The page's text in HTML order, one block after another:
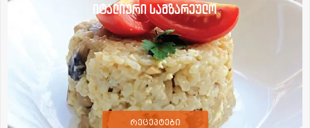
იტალიური სამზარეულო
რეცეპტები